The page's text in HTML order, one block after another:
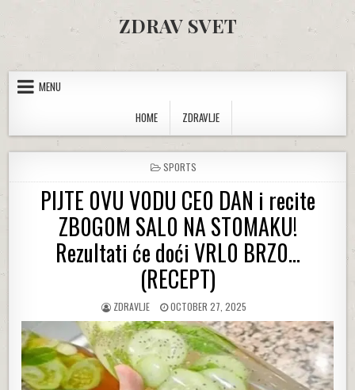
ZDRAV SVET
MENU
HOME
ZDRAVLJE
POSTED IN
SPORTS
PIJTE 0VU V0DU CE0 DAN i recite
ZB0G0M SAL0 NA ST0MAKU!
Rezultati će doći VRL0 BRZ0…
(RECEPT)
AUTHOR:
ZDRAVLJE PUBLISHED DATE:
OCTOBER 27, 2025